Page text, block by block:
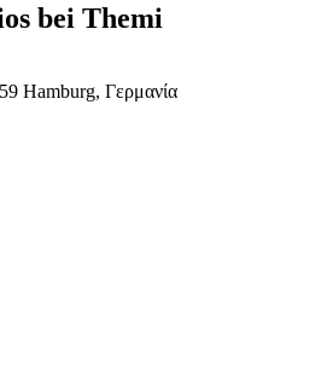
bei Themi
Hamburg, Γερμανία